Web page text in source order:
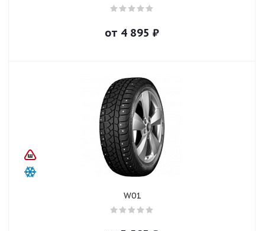
от 4 895 ₽
W01